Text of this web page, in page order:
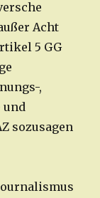
Acht
5 GG
,
und
sozusagen